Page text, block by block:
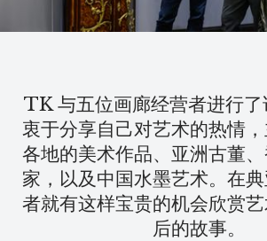
TK 与五位画廊经营者进行了
衷于分享自己对艺术的热情
各地的美术作品、亚洲古董
家，以及中国水墨艺术。在
者就有这样宝贵的机会欣赏
后的故事。